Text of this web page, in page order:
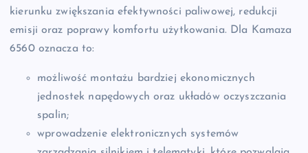
kierunku zwiększania efektywności paliwowej, redukcji
emisji oraz poprawy komfortu użytkowania. Dla Kamaza
6560 oznacza to:
możliwość montażu bardziej ekonomicznych
jednostek napędowych oraz układów oczyszczania
spalin;
wprowadzenie elektronicznych systemów